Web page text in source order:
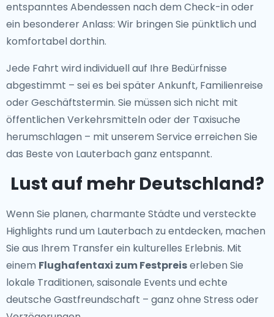
entspanntes Abendessen nach dem Check-in oder
ein besonderer Anlass: Wir bringen Sie pünktlich und
komfortabel dorthin.
Jede Fahrt wird individuell auf Ihre Bedürfnisse
abgestimmt – sei es bei später Ankunft, Familienreise
oder Geschäftstermin. Sie müssen sich nicht mit
öffentlichen Verkehrsmitteln oder der Taxisuche
herumschlagen – mit unserem Service erreichen Sie
das Beste von Lauterbach ganz entspannt.
Lust auf mehr Deutschland?
Wenn Sie planen, charmante Städte und versteckte
Highlights rund um Lauterbach zu entdecken, machen
Sie aus Ihrem Transfer ein kulturelles Erlebnis. Mit
einem Flughafentaxi zum Festpreiserleben Sie
lokale Traditionen, saisonale Events und echte
deutsche Gastfreundschaft – ganz ohne Stress oder